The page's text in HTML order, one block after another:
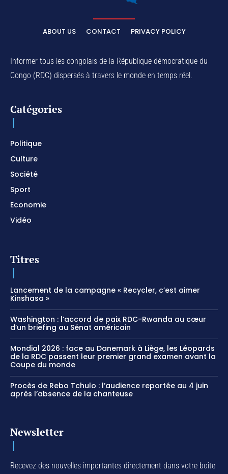
ELIKIA NA NGAI / Instrumental de Prière / 1H
01:03:38
Piano pour prier / Soaking Worship Instrumental
01:17:32
For Your Name Is Holy / Prophetic Worship
I SURRENDER / Soaking Worship Instrumental /
ABOUT US CONTACT PRIVACY POLICY
Informer tous les congolais de la République démocratique du
Congo (RDC) dispersés à travers le monde en temps réel.
Catégories
Politique
Culture
Société
Sport
Economie
Vidéo
Titres
Lancement de la campagne « Recycler, c’est aimer
Kinshasa »
Washington : l’accord de paix RDC-Rwanda au cœur
d’un briefing au Sénat américain
Mondial 2026 : face au Danemark à Liège, les Léopards
de la RDC passent leur premier grand examen avant la
Coupe du monde
Procès de Rebo Tchulo : l’audience reportée au 4 juin
après l’absence de la chanteuse
Newsletter
Recevez des nouvelles importantes directement dans votre boîte